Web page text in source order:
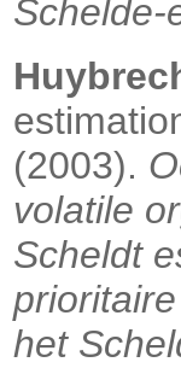
Schelde-
(2003).
volatile
Scheldt
het